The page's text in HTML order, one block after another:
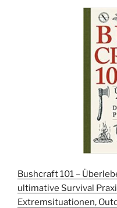
Bushcraft 101 –
ultimative Survival
Extremsituationen,